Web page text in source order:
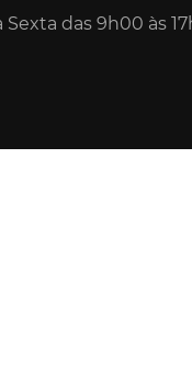
Sexta das 9h00 às